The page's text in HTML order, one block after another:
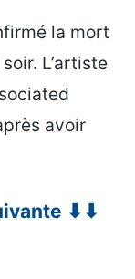
la mort
L’artiste
avoir
⬇⬇